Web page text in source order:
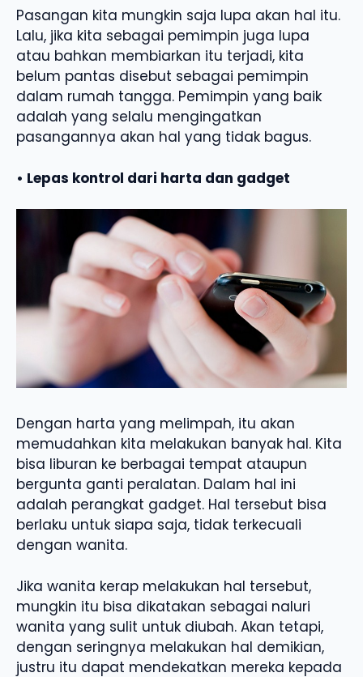
Pasangan kita mungkin saja lupa akan hal itu.
Lalu, jika kita sebagai pemimpin juga lupa
atau bahkan membiarkan itu terjadi, kita
belum pantas disebut sebagai pemimpin
dalam rumah tangga. Pemimpin yang baik
adalah yang selalu mengingatkan
pasangannya akan hal yang tidak bagus.
• Lepas kontrol dari harta dan gadget
Dengan harta yang melimpah, itu akan
memudahkan kita melakukan banyak hal. Kita
bisa liburan ke berbagai tempat ataupun
bergunta ganti peralatan. Dalam hal ini
adalah perangkat gadget. Hal tersebut bisa
berlaku untuk siapa saja, tidak terkecuali
dengan wanita.
Jika wanita kerap melakukan hal tersebut,
mungkin itu bisa dikatakan sebagai naluri
wanita yang sulit untuk diubah. Akan tetapi,
dengan seringnya melakukan hal demikian,
justru itu dapat mendekatkan mereka kepada